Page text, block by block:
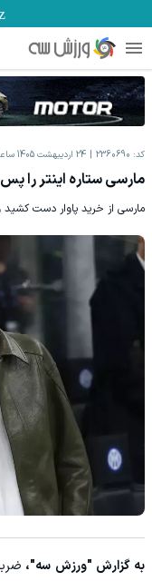
کد: 2360690 24 اردیبهشت 1405 ساعت 04:45
مارسی ستاره اینتر را
مارسی از خرید پاوار دست کشید
به گزارش "ورزش سه"،